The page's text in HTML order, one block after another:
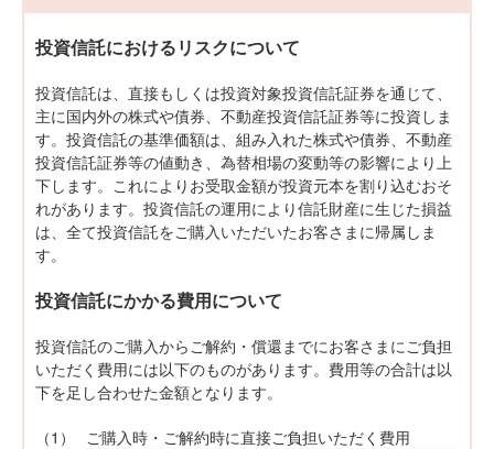
投資信託におけるリスクについて
投資信託は、直接もしくは投資対象投資信託証券を通じて、
主に国内外の株式や債券、不動産投資信託証券等に投資しま
す。投資信託の基準価額は、組み入れた株式や債券、不動産
投資信託証券等の値動き、為替相場の変動等の影響により上
下します。これによりお受取金額が投資元本を割り込むおそ
れがあります。投資信託の運用により信託財産に生じた損益
は、全て投資信託をご購入いただいたお客さまに帰属しま
す。
投資信託にかかる費用について
投資信託のご購入からご解約・償還までにお客さまにご負担
いただく費用には以下のものがあります。費用等の合計は以
下を足し合わせた金額となります。
（1） ご購入時・ご解約時に直接ご負担いただく費用